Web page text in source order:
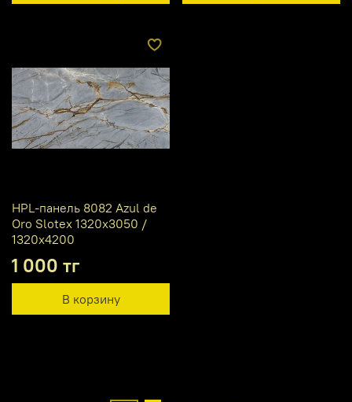
HPL-панель 8082 Azul de
Oro Slotex 1320х3050 /
1320х4200
1 000 тг
В корзину